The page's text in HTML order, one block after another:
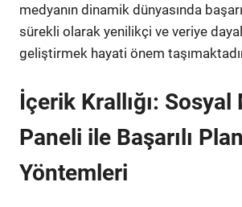
medyanın dinamik dünyasında
sürekli olarak yenilikçi ve veriye
geliştirmek hayati önem
İçerik Krallığı: Sosyal
Paneli ile Başarılı
Yöntemleri